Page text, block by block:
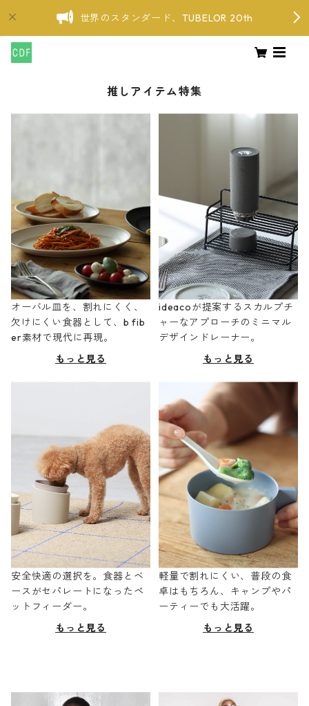
世界のスタンダード、TUBELOR 20th
推しアイテム特集
オーバル皿を、割れにくく、
欠けにくい食器として、b fib
er素材で現代に再現。
もっと見る
ideacoが提案するスカルプチ
ャーなアプローチのミニマル
デザインドレーナー。
もっと見る
安全快適の選択を。食器とベ
ースがセパレートになったペ
ットフィーダー。
もっと見る
軽量で割れにくい、普段の食
卓はもちろん、キャンプやパ
ーティーでも大活躍。
もっと見る